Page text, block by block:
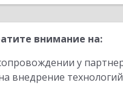
внимание на:
у
внедрение